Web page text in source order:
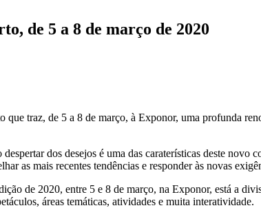
de 5 a 8 de março de 2020
que traz, de 5 a 8 de março, à Exponor, uma profunda
dos desejos é uma das caraterísticas deste
as mais recentes tendências e responder às novas
de 2020, entre 5 e 8 de março, na Exponor, está a
áreas temáticas, atividades e muita interatividade.